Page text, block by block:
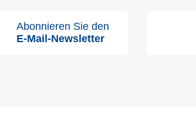
Abonnieren Sie den
E-Mail-Newsletter